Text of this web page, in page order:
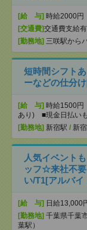
[給 与] 時給2000円
[交通費]交通費支給有
[勤務地] 三咲駅から
短時間シフト
ーなどの仕分
[給 与] 時給1500
あり) ■現金日払い
[勤務地] 新宿駅 / 新
人気イベント
ッフ☆来社不
い/T1[アルバイ
[給 与] 日給13,000
[勤務地] 千葉県千葉
葉駅）